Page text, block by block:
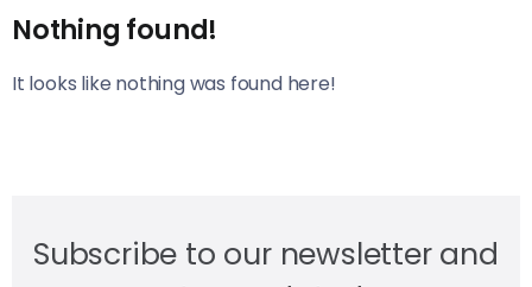
Nothing found!
It looks like nothing was found here!
Subscribe to our newsletter and